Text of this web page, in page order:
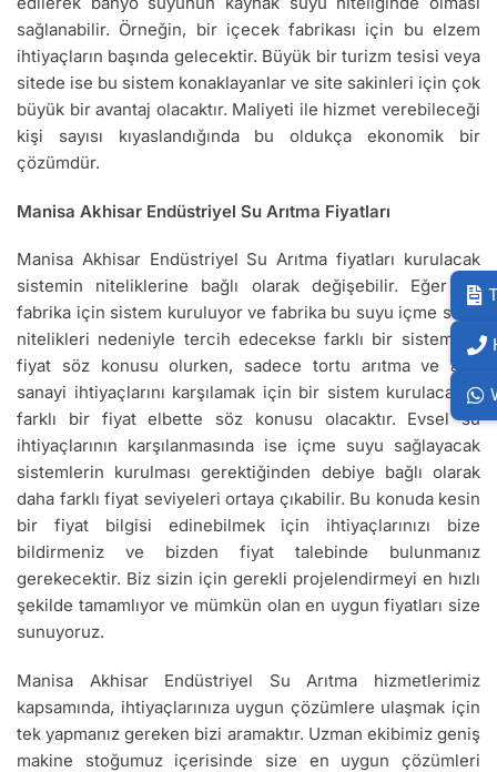
sağlanabilir. Örneğin, bir içecek fabrikası için bu elzem
ihtiyaçların başında gelecektir. Büyük bir turizm tesisi veya
sitede ise bu sistem konaklayanlar ve site sakinleri için çok
büyük bir avantaj olacaktır. Maliyeti ile hizmet verebileceği
kişi sayısı kıyaslandığında bu oldukça ekonomik bir
çözümdür.
Manisa Akhisar Endüstriyel Su Arıtma Fiyatları
Manisa Akhisar Endüstriyel Su Arıtma fiyatları kurulacak
sistemin niteliklerine bağlı olarak değişebilir. Eğer bir
fabrika için sistem kuruluyor ve fabrika bu suyu içme suyu
nitelikleri nedeniyle tercih edecekse farklı bir sistem ve
fiyat söz konusu olurken, sadece tortu arıtma ve ağır
sanayi ihtiyaçlarını karşılamak için bir sistem kurulacaksa
farklı bir fiyat elbette söz konusu olacaktır. Evsel su
ihtiyaçlarının karşılanmasında ise içme suyu sağlayacak
sistemlerin kurulması gerektiğinden debiye bağlı olarak
daha farklı fiyat seviyeleri ortaya çıkabilir. Bu konuda kesin
bir fiyat bilgisi edinebilmek için ihtiyaçlarınızı bize
bildirmeniz ve bizden fiyat talebinde bulunmanız
gerekecektir. Biz sizin için gerekli projelendirmeyi en hızlı
şekilde tamamlıyor ve mümkün olan en uygun fiyatları size
sunuyoruz.
Manisa Akhisar Endüstriyel Su Arıtma hizmetlerimiz
kapsamında, ihtiyaçlarınıza uygun çözümlere ulaşmak için
tek yapmanız gereken bizi aramaktır. Uzman ekibimiz geniş
makine stoğumuz içerisinde size en uygun çözümleri